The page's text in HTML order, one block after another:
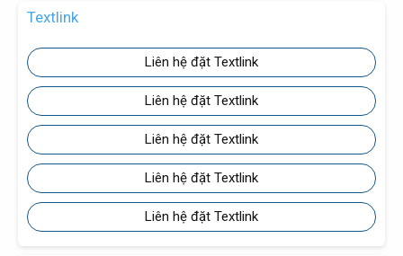
Textlink
Liên hệ đặt Textlink
Liên hệ đặt Textlink
Liên hệ đặt Textlink
Liên hệ đặt Textlink
Liên hệ đặt Textlink